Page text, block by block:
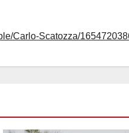
Carlo-Scatozza/